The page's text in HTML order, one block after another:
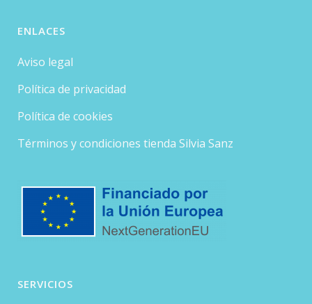
ENLACES
Aviso legal
Política de privacidad
Política de cookies
Términos y condiciones tienda Silvia Sanz
SERVICIOS